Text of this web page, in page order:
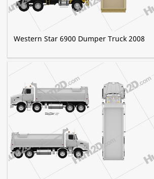
Western Star 6900 Dumper Truck 2008